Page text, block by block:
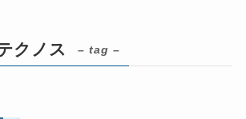
クノス – tag –